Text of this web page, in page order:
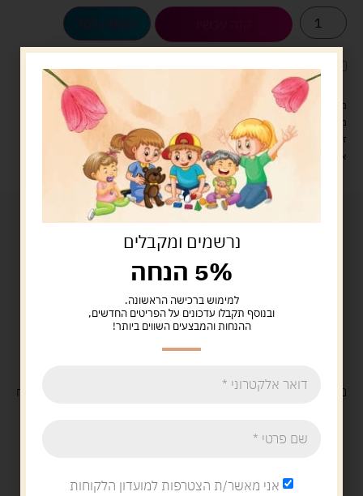
הוספה לסל
לארוז את המוצר באריזת מתנה5.00 ש"ח ?
מעל 329 ש"ח, משלוח עם שליח עד הבית חינם! – 0 ₪
משלוח עם שליח עד הבית: 29 ש"ח
זמן אספקה: עד 4 ימי עסקים.
איסוף עצמי: מ"ביתר טויס" רחוב בניין דוד 18, ביתר עילית.
משלוח חינםבקנייה מעל 329 ש"ח
נרשמים ומקבלים
5% הנחה
למימוש ברכישה הראשונה.
ובנוסף תקבלו עדכונים על הפריטים החדשים,
ההנחות והמבצעים השווים ביותר!
אני מאשר/ת הצטרפות למועדון הלקוחות